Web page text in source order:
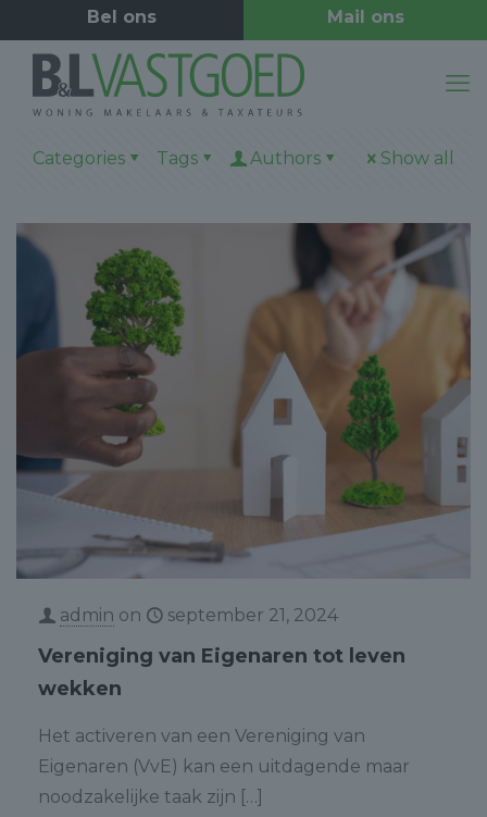
Categories Tags Authors Show all
admin on september 21, 2024
Vereniging van Eigenaren tot leven
wekken
Het activeren van een Vereniging van
Eigenaren (VvE) kan een uitdagende maar
noodzakelijke taak zijn […]